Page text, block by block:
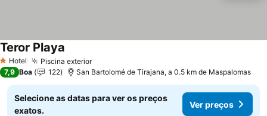
1 Estrelas
Hotel Piscina exteriorVer preços
Teror Playa
7,9 Boa 122 San Bartolomé de Tirajana, a 0.5 km de Maspalomas
Selecione as datas para ver os preços
exatos.
Ver preços